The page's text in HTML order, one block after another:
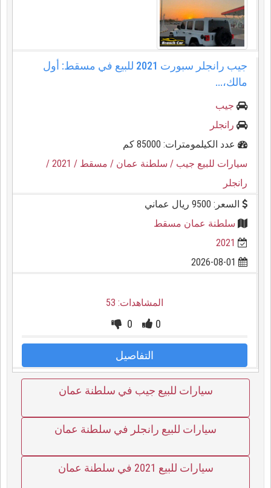
جيب رانجلر سبورت 2021 للبيع في مسقط: أول
مالك،...
جيب
رانجلر
عدد الكيلمومترات: 85000 كم
سيارات للبيع جيب / سلطنة عمان / مسقط / 2021
/
رانجلر
السعر: 9500 ريال عماني
سلطنة عمان مسقط
2021
المشاهدات: 53
0
0
التفاصيل
سيارات للبيع جيب في سلطنة عمان
سيارات للبيع رانجلر في سلطنة عمان
سيارات للبيع 2021 في سلطنة عمان